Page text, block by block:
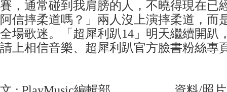
賽，通常碰到我肩膀的人，不曉得現在已
阿信摔柔道嗎？」兩人沒上演摔柔道，而
全場歌迷。「超犀利趴14」明天繼續開趴
請上相信音樂、超犀利趴官方臉書粉絲專